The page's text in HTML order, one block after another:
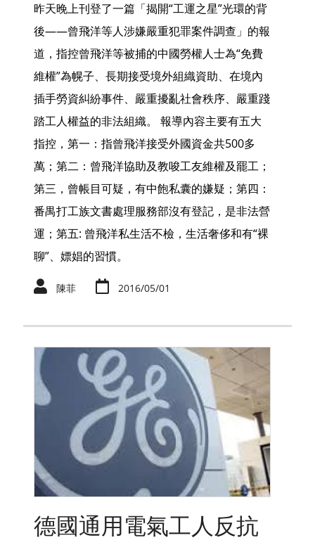
昨天晚上刊登了一篇「揭開“工運之星”光環的背
後——曾飛洋等人涉嫌嚴重犯罪案件調查」的報
道，指控曾飛洋等被捕的中國勞權人士為“免費
維權”為幌子、長期接受境外組織資助、在境內
插手勞資糾紛事件、嚴重擾亂社會秩序、嚴重踐
踏工人權益的非法組織。 報導內容主要有五大
指控，第一：指曾飛洋接受外國資金共500多
萬；第二：曾飛洋協助及教唆工友維權及罷工；
第三，曾帳目可疑，有中飽私囊的嫌疑；第四：
番禺打工族文書處理服務部沒有登記，是非法營
運；第五: 曾飛洋私生活不檢，生活奢侈和有“裸
聊”、嫖娼的習慣。
陳菲 2016/05/01
德國通用電氣工人反抗